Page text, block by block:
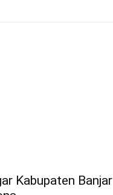
Kabupaten Banjar